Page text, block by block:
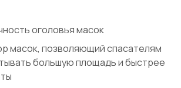
оголовья масок
масок, позволяющий спасателям
большую площадь и быстрее